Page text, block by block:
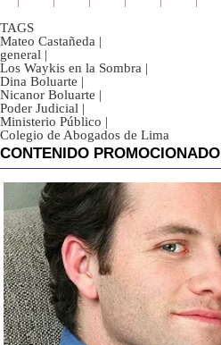
TAGS
Mateo Castañeda |
general |
Los Waykis en la Sombra |
Dina Boluarte |
Nicanor Boluarte |
Poder Judicial |
Ministerio Público |
Colegio de Abogados de Lima